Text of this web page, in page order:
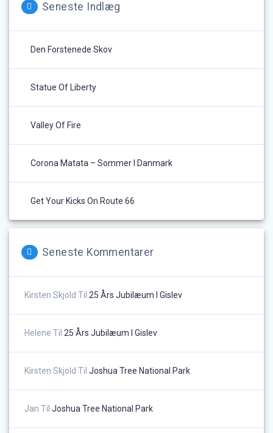
Seneste Indlæg
Den Forstenede Skov
Statue Of Liberty
Valley Of Fire
Corona Matata – Sommer I Danmark
Get Your Kicks On Route 66
Seneste Kommentarer
Kirsten Skjold Til 25 Års Jubilæum I Gislev
Helene Til 25 Års Jubilæum I Gislev
Kirsten Skjold Til Joshua Tree National Park
Jan Til Joshua Tree National Park